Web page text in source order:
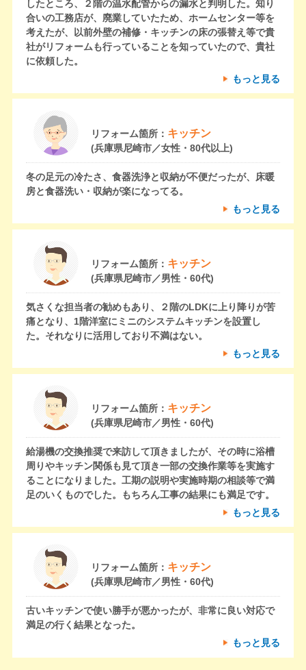
したところ、２階の温水配管からの漏水と判明した。知り
合いの工務店が、廃業していたため、ホームセンター等を
考えたが、以前外壁の補修・キッチンの床の張替え等で貴
社がリフォームも行っていることを知っていたので、貴社
に依頼した。
もっと見る
リフォーム箇所： キッチン
(兵庫県尼崎市／女性・80代以上)
冬の足元の冷たさ、食器洗浄と収納が不便だったが、床暖
房と食器洗い・収納が楽になってる。
もっと見る
リフォーム箇所： キッチン
(兵庫県尼崎市／男性・60代)
気さくな担当者の勧めもあり、２階のLDKに上り降りが苦
痛となり、1階洋室にミニのシステムキッチンを設置し
た。それなりに活用しており不満はない。
もっと見る
リフォーム箇所： キッチン
(兵庫県尼崎市／男性・60代)
給湯機の交換推奨で来訪して頂きましたが、その時に浴槽
周りやキッチン関係も見て頂き一部の交換作業等を実施す
ることになりました。工期の説明や実施時期の相談等で満
足のいくものでした。もちろん工事の結果にも満足です。
もっと見る
リフォーム箇所： キッチン
(兵庫県尼崎市／男性・60代)
古いキッチンで使い勝手が悪かったが、非常に良い対応で
満足の行く結果となった。
もっと見る